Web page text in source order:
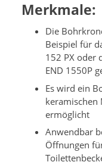
Merkmale:
Die
Beispiel für
152 PX oder
END 1550P
Es wird ein
keramischen
ermöglicht
Anwendbar
Öffnungen